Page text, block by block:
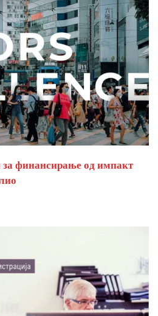
за финансирање од импакт